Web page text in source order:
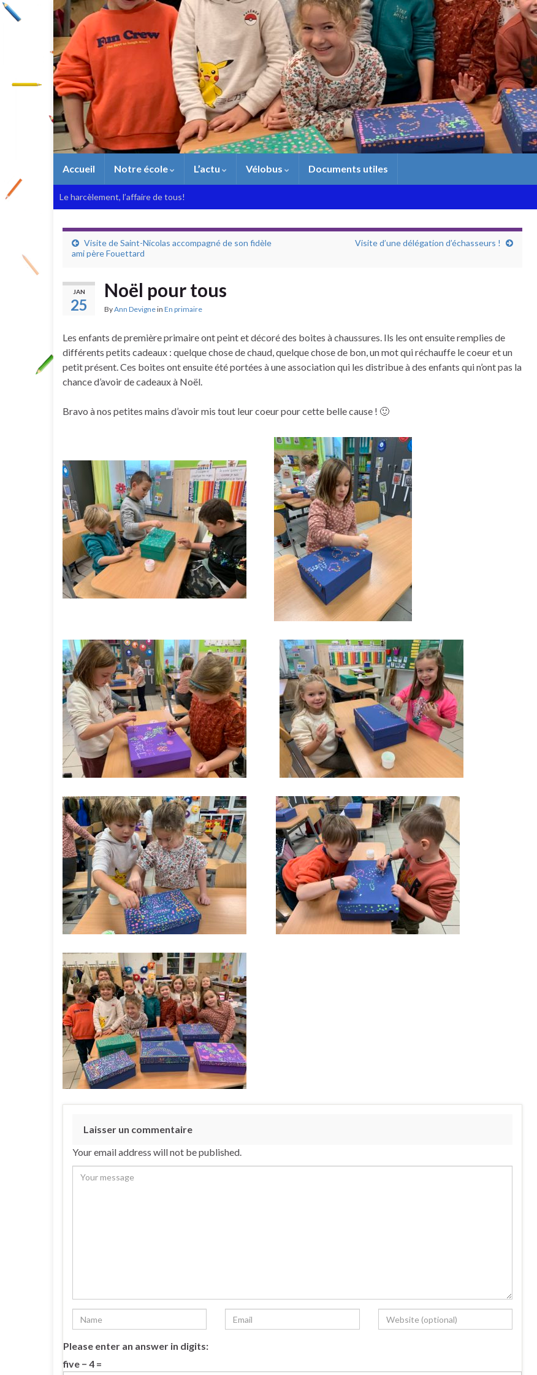
Accueil Notre école L’actu Vélobus Documents utiles
Le harcèlement, l’affaire de tous!
Visite de Saint-Nicolas accompagné de son fidèle
ami père Fouettard
Visite d’une délégation d’échasseurs !
JAN
25
Noël pour tous
ByAnn Devignein En primaire
Les enfants de première primaire ont peint et décoré des boites à chaussures. Ils les ont ensuite remplies de
différents petits cadeaux : quelque chose de chaud, quelque chose de bon, un mot qui réchauffe le coeur et un
petit présent. Ces boites ont ensuite été portées à une association qui les distribue à des enfants qui n’ont pas la
chance d’avoir de cadeaux à Noël.
Bravo à nos petites mains d’avoir mis tout leur coeur pour cette belle cause ! 🙂
Laisser un commentaire
Your email address will not be published.
Please enter an answer in digits:
five − 4 =